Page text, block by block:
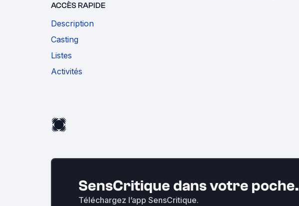
ACCÈS RAPIDE
Description
Casting
Listes
Activités
SensCritique dans votre poche.
Téléchargez l’app SensCritique.